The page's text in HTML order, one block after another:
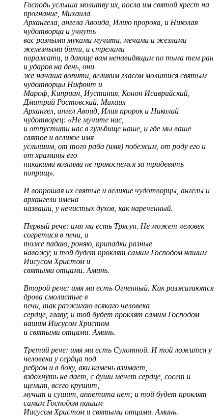
Господь услыша молитву их, посла им святой крест на
прогнание, Михаила
Архангела, ангела Авоида, Илию пророка, и Николая
чудотворца и учнуть
вас разными муками мучити, мечами и жезлами
железными бити, и стрелами
поражати, и дающе вам ненавидящим по тьма тем ран
и ударов на день, они
же начаша вопити, великим гласом молитися святым
чудотворцы Нифонт и
Мароф, Киприан, Иустиния, Конон Исаврийский,
Дмитрий Ростовский, Михаил
Архангел, ангел Авоид, Илия пророк и Николай
чудотворец: «Не мучите нас,
и отпустити нас в гульбище наше, и где мы ваше
святое и великое имя
услышим, от того раба (имя) побежим, от роду его и
от храмины его
никакими кознями не прикоснемся за тридевять
поприщ».
И вопрошая их святые и великие чудотворцы, ангелы и
архангели имена
назваши, у нечистых духов, как нареченный.
Первый рече: имя ми есть Трясун. Не может человек
согретися в печи, и
тоже падаю, роняю, припадки разные
навожу; и той будет проклят самим Господом нашим
Иисусом Христом и
святыми отцами. Аминь.
Второй рече: имя ми есть Огненный. Как разжигаются
дрова смолистые в
печи, так разжигаю всякаго человека
сердце, главу; и той будет проклят самим Господом
нашим Иисусом Христом
и святыми отцами. Аминь.
Третий рече: имя ми есть Сухотной. И той ложится у
человека у сердца под
ребром и в боку, аки камень взимает,
вздохнуть не дает, с души мечет сердце, сосет и
щемит, всего крушит,
мучит и сушит, аппетита нет; и той будет проклят
самим Господом нашим
Иисусом Христом и святыми отцами. Аминь.